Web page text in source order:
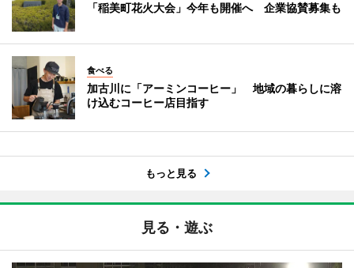
「稲美町花火大会」今年も開催へ 企業協賛募集も
食べる
加古川に「アーミンコーヒー」 地域の暮らしに溶
け込むコーヒー店目指す
もっと見る
見る・遊ぶ